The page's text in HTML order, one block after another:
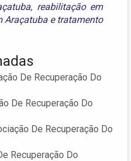
, reabilitação em
Araçatubae tratamento
De Recuperação Do
De Recuperação Do
De Recuperação Do
Recuperação Do